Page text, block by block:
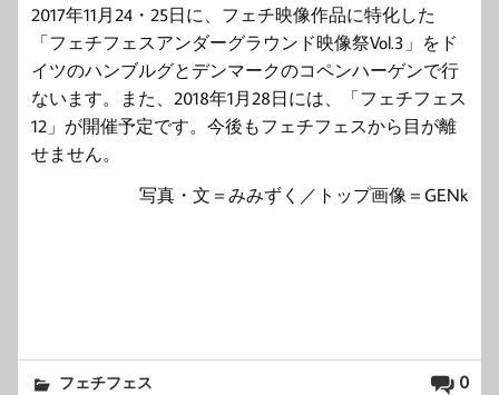
2017年11月24・25日に、 フェチ映像作品に特化した
「フェチフェスアンダーグラウンド映像祭Vol.3」をド
イツのハンブルグとデンマークのコペンハーゲンで行
ないます。また、2018年1月28日には、「フェチフェス
12」が開催予定です。今後もフェチフェスから目が離
せません。
写真・文＝みみずく／トップ画像＝GENk
0
フェチフェス